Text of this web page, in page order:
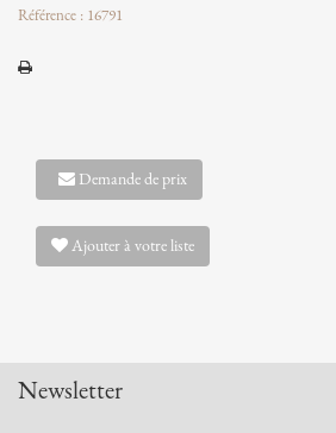
Référence : 16791
Demande de prix
Ajouter à votre liste
Newsletter